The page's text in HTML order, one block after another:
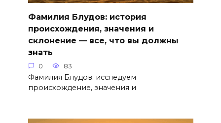
Фамилия Блудов: история
происхождения, значения и
склонение — все, что вы должны
знать
0 83
Фамилия Блудов: исследуем
происхождение, значения и